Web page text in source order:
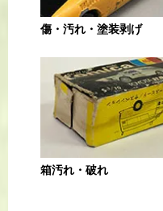
傷・汚れ・塗装剥げ
箱汚れ・破れ